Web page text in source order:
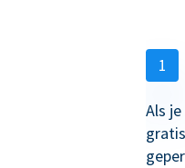
1
Als